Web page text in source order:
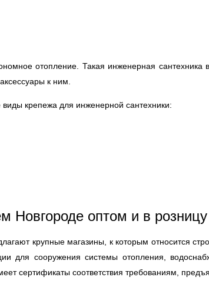
отопление. Такая инженерная сантехника
к ним.
крепежа для инженерной сантехники:
Новгороде оптом и в розницу
крупные магазины, к которым относится
для сооружения системы отопления,
сертификаты соответствия требованиям,